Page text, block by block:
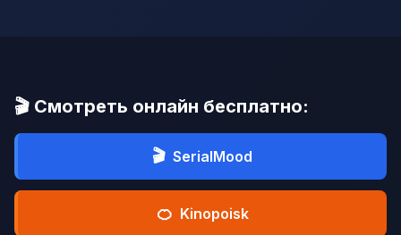
🎬 Смотреть онлайн бесплатно:
🎬 SerialMood
🍊 Kinopoisk